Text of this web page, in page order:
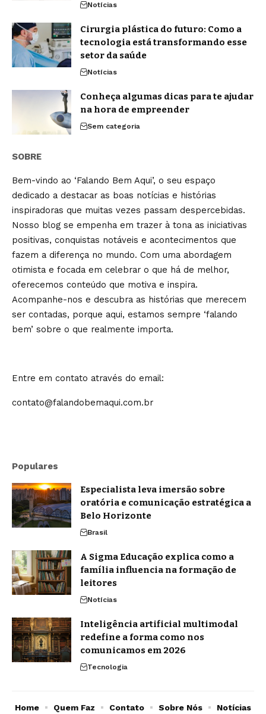
Notícias
Cirurgia plástica do futuro: Como a
tecnologia está transformando esse
setor da saúde
Notícias
Conheça algumas dicas para te ajudar
na hora de empreender
Sem categoria
SOBRE
Bem-vindo ao ‘Falando Bem Aqui’, o seu espaço
dedicado a destacar as boas notícias e histórias
inspiradoras que muitas vezes passam despercebidas.
Nosso blog se empenha em trazer à tona as iniciativas
positivas, conquistas notáveis e acontecimentos que
fazem a diferença no mundo. Com uma abordagem
otimista e focada em celebrar o que há de melhor,
oferecemos conteúdo que motiva e inspira.
Acompanhe-nos e descubra as histórias que merecem
ser contadas, porque aqui, estamos sempre ‘falando
bem’ sobre o que realmente importa.
Entre em contato através do email:
contato@falandobemaqui.com.br
Populares
Especialista leva imersão sobre
oratória e comunicação estratégica a
Belo Horizonte
Brasil
A Sigma Educação explica como a
família influencia na formação de
leitores
Notícias
Inteligência artificial multimodal
redefine a forma como nos
comunicamos em 2026
Tecnologia
Home Quem Faz Contato Sobre Nós Notícias